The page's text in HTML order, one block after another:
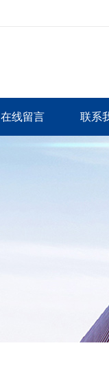
在线留言 联系